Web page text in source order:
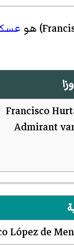
)‏ هو
López de